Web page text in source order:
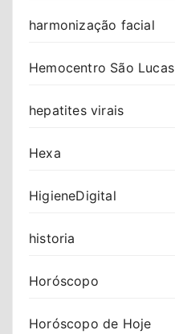
harmonização facial
Hemocentro São Lucas
hepatites virais
Hexa
HigieneDigital
historia
Horóscopo
Horóscopo de Hoje